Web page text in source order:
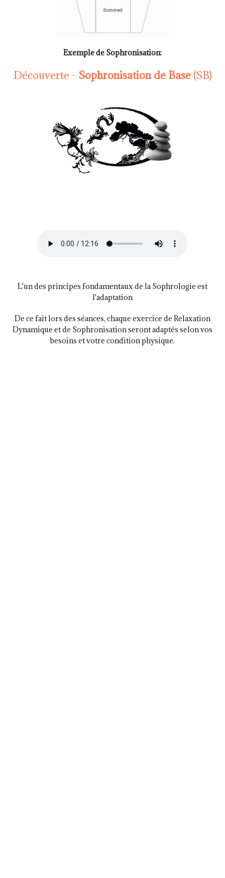
Exemple de Sophronisation:
Découverte - Sophronisation de Base (SB)
L'un des principes fondamentaux de la Sophrologie est
l'adaptation
De ce fait lors des séances, chaque exercice de Relaxation
Dynamique et de Sophronisation seront adaptés selon vos
besoins et votre condition physique.